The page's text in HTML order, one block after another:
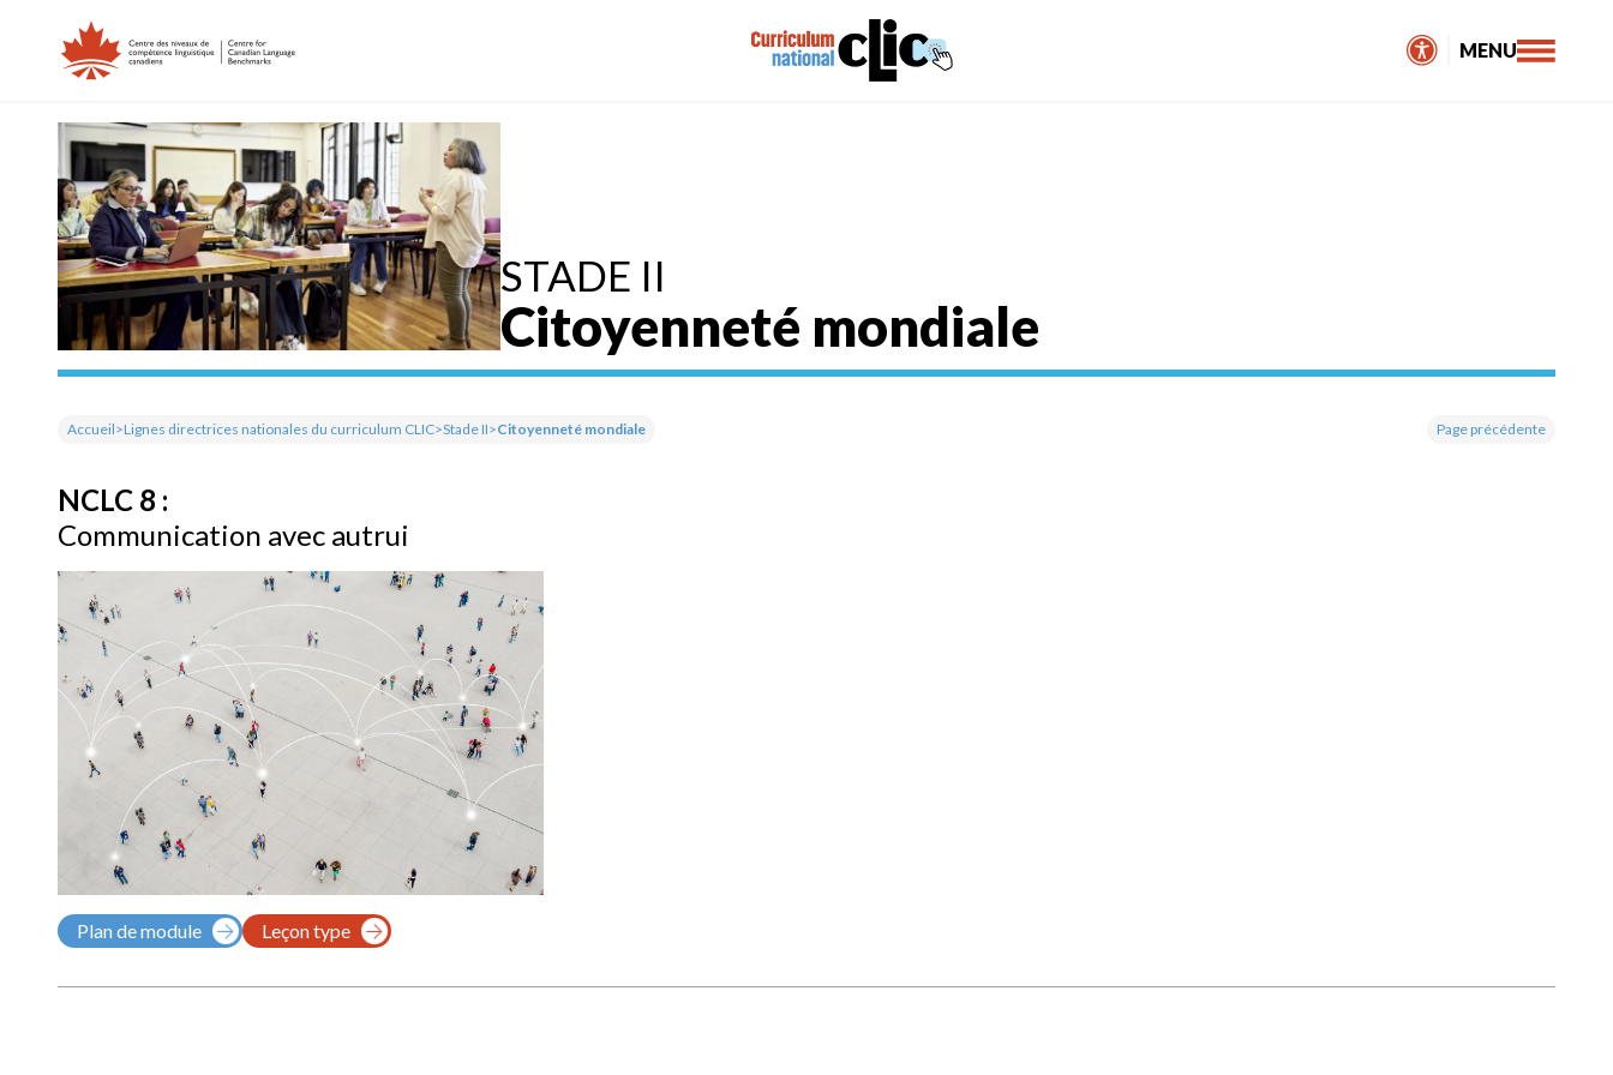
MENU
STADE II
Citoyenneté mondiale
Accueil>Lignes directrices nationales du curriculum CLIC>Stade II>Citoyenneté mondiale Page précédente
NCLC 8 :
Communication avec autrui
Plan de module Leçon type